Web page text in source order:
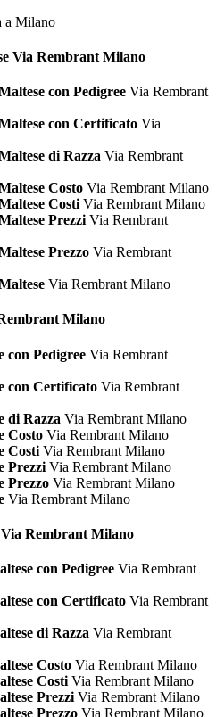
Via Rembrant Milano
con Pedigree Via Rembrant
con Certificato Via
di Razza Via Rembrant
Costo Via Rembrant Milano
Costi Via Rembrant Milano
Prezzi Via Rembrant
Prezzo Via Rembrant
Via Rembrant Milano
Milano
con Pedigree Via Rembrant
con Certificato Via Rembrant
di Razza Via Rembrant Milano
Costo Via Rembrant Milano
Costi Via Rembrant Milano
Prezzi Via Rembrant Milano
Prezzo Via Rembrant Milano
Via Rembrant Milano
Via Rembrant Milano
con Pedigree Via Rembrant
con Certificato Via Rembrant
di Razza Via Rembrant
Costo Via Rembrant Milano
Costi Via Rembrant Milano
Prezzi Via Rembrant Milano
Prezzo Via Rembrant Milano